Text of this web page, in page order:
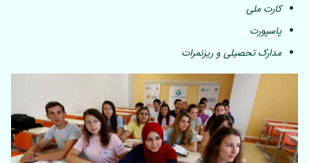
کارت ملی
پاسپورت
مدارک تحصیلی و ریزنمرات